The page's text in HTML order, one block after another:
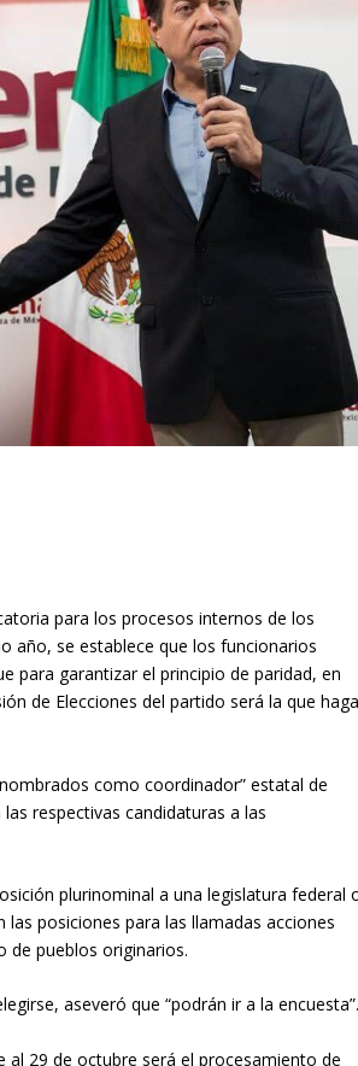
para los procesos internos de los
año, se establece que los funcionarios
para garantizar el principio de paridad, en
de Elecciones del partido será la que haga
como coordinador” estatal de
respectivas candidaturas a las
plurinominal a una legislatura federal
posiciones para las llamadas acciones
de pueblos originarios.
aseveró que “podrán ir a la encuesta”.
29 de octubre será el procesamiento de